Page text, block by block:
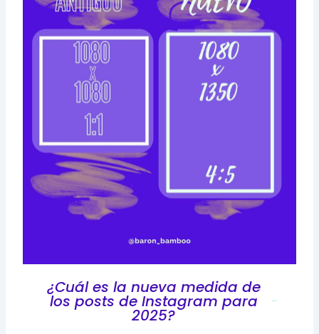
¿Cuál es la nueva medida de
los posts de Instagram para
2025?